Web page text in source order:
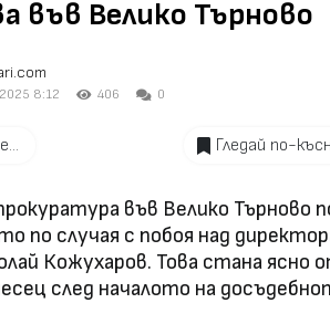
във Велико Търново
8:12 406 0
Гледай по-
във Велико Търново
по случая с побоя над
Кожухаров. Това стана
след началото на